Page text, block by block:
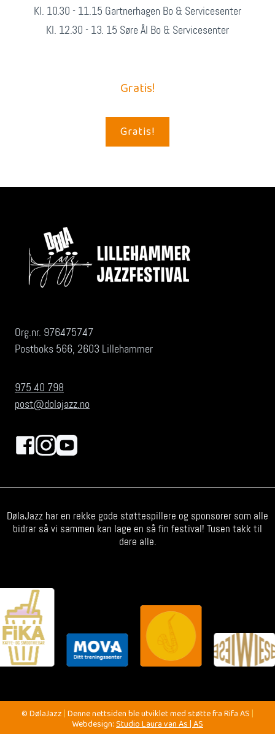
Kl. 10.30 - 11.15 Gartnerhagen Bo & Servicesenter
Kl. 12.30 - 13. 15 Søre Ål Bo & Servicesenter
Gratis!
Gratis!
Org.nr. 976475747
Postboks 566, 2603 Lillehammer
975 40 798
post@dolajazz.no
DølaJazz har en rekke gode støttespillere og sponsorer som alle
bidrar så vi sammen kan lage en så fin festival! Tusen takk til
dere alle.
© DølaJazz|Denne nettsiden ble utviklet med støtte fra Rifa AS|
Webdesign:Studio Laura van As | AS